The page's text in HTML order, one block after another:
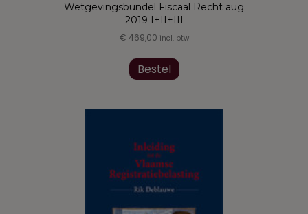
Wetgevingsbundel Fiscaal Recht aug
2019 I+II+III
€ 469,00 incl. btw
Bestel product
variaties.
worden
de